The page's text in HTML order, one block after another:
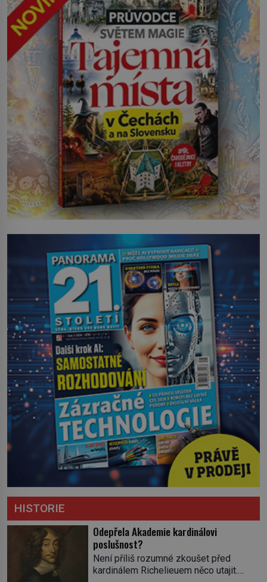
HISTORIE
Odepřela Akademie kardinálovi
poslušnost?
Není příliš rozumné zkoušet před
kardinálem Richelieuem něco utajit.